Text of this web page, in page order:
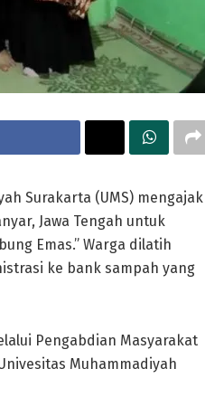
Surakarta (UMS) mengajak
Jawa Tengah untuk
Emas.” Warga dilatih
ke bank sampah yang
Pengabdian Masyarakat
Muhammadiyah